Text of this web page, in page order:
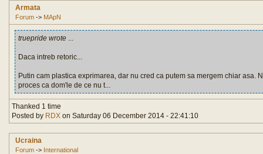
Armata
Forum -> MApN
truepride wrote ...
Daca intreb retoric...
Putin cam plastica exprimarea, dar nu cred ca putem sa mergem chiar asa.
proces ca dom'le de ce nu t...
Thanked 1 time
Posted by RDX on Saturday 06 December 2014 - 22:41:10
Ucraina
Forum -> International